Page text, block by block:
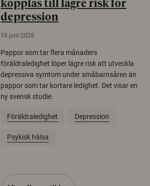
kopplas till lägre risk för
depression
19 juni 2026
Pappor som tar flera månaders
föräldraledighet löper lägre risk att utveckla
depressiva symtom under småbarnsåren än
pappor som tar kortare ledighet. Det visar en
ny svensk studie.
Föräldraledighet Depression
Psykisk hälsa